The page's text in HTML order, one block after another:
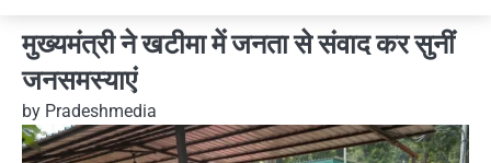
मुख्यमंत्री ने खटीमा में जनता से संवाद कर सुनीं
जनसमस्याएं
by Pradeshmedia